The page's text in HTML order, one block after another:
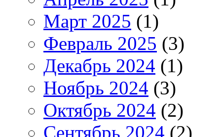
Март 2025 (1)
Февраль 2025 (3)
Декабрь 2024 (1)
Ноябрь 2024 (3)
Октябрь 2024 (2)
Сентябрь 2024 (2)